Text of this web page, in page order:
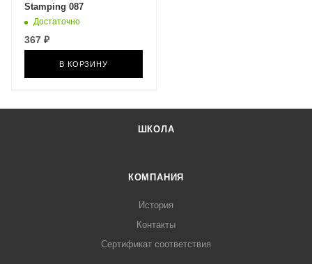
Stamping 087
Достаточно
367 ₽
В КОРЗИНУ
ШКОЛА
КОМПАНИЯ
История
Контакты
Сертификат соответствия